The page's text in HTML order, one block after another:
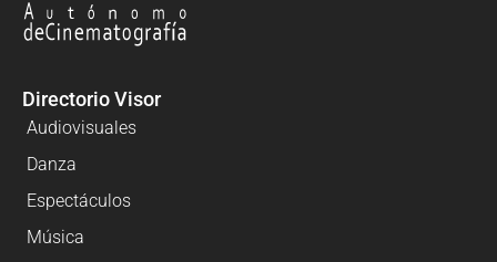
Directorio Visor
Audiovisuales
Danza
Espectáculos
Música